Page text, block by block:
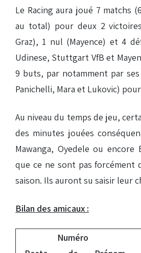
Le Racing aura joué 7 matchs
au total) pour deux 2
Graz), 1 nul (Mayence) et 4
Udinese, Stuttgart VfB et
9 buts, par notamment par
Panichelli, Mara et Lukovic)
Au niveau du temps de jeu,
des minutes jouées
Mawanga, Oyedele ou encore
que ce ne sont pas forcément
saison. Ils auront su saisir leur
Bilan des amicaux :
Numéro